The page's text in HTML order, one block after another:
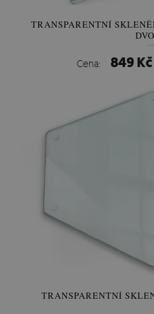
TRANSPARENTNÍ
Cena: 849 Kč
TRANSPARENTNÍ